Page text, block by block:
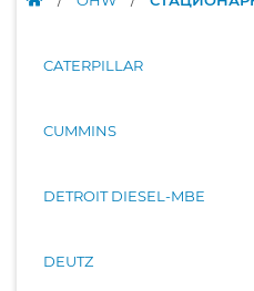
CATERPILLAR
CUMMINS
DETROIT DIESEL-MBE
DEUTZ